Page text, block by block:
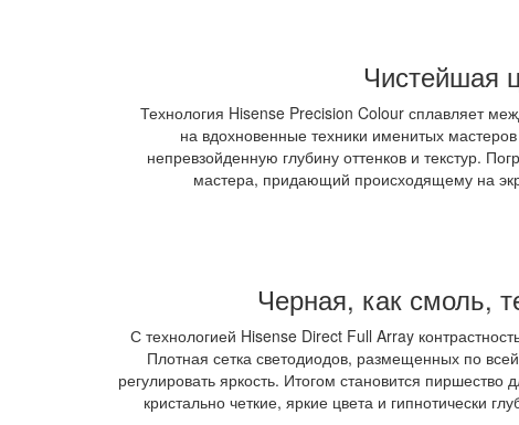
Чистейшая
Технология Hisense Precision Colour сплавляет
на вдохновенные техники именитых
непревзойденную глубину оттенков и текстур.
мастера, придающий происходящему на
Черная, как смоль,
С технологией Hisense Direct Full Array
Плотная сетка светодиодов, размещенных по
регулировать яркость. Итогом становится
кристально четкие, яркие цвета и гипнотически